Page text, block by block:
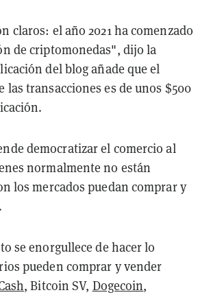
claros: el año 2021 ha comenzado
de criptomonedas", dijo la
del blog añade que el
las transacciones es de unos $500
democratizar el comercio al
normalmente no están
los mercados puedan comprar y
se enorgullece de hacer lo
pueden comprar y vender
, Bitcoin SV, Dogecoin,